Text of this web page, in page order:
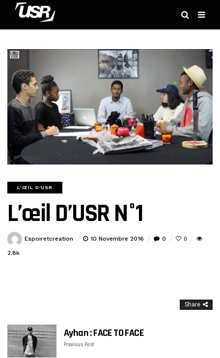
L’ŒIL D'USR
L’œil D’USR N°1
Espoiretcreation 10 Novembre 2016 0 0
2.8k
Share
Ayhan : FACE TO FACE
Previous Post